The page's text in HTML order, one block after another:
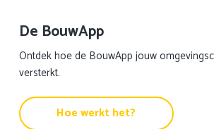
De BouwApp
Ontdek hoe de BouwApp jouw
versterkt.
Hoe werkt het?